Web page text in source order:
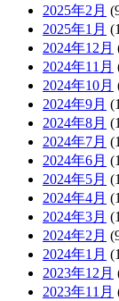
2025年2月
2025年1月
2024年12月
2024年11月
2024年10月
2024年9月
2024年8月
2024年7月
2024年6月
2024年5月
2024年4月
2024年3月
2024年2月
2024年1月
2023年12月
2023年11月